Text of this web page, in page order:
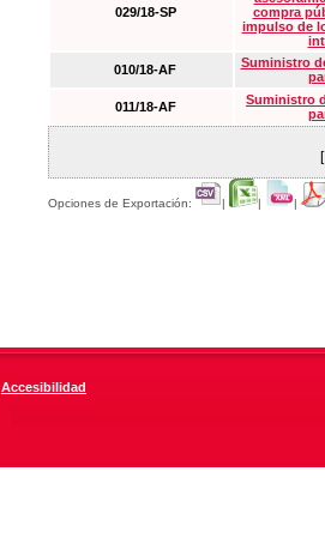
029/18-SP
compra
impulso de
010/18-AF
Suministro
011/18-AF
Suministro
Opciones de Exportación: | | |
Accesibilidad